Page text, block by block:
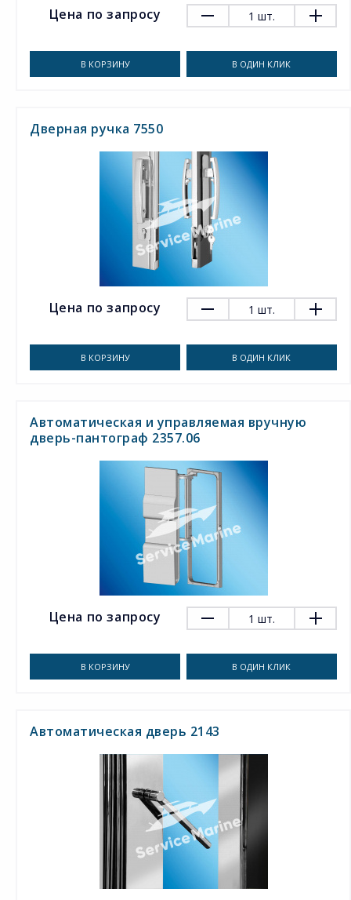
Цена по запросу 1 шт.
В КОРЗИНУ В ОДИН КЛИК
Дверная ручка 7550
Цена по запросу 1 шт.
В КОРЗИНУ В ОДИН КЛИК
Автоматическая и управляемая вручную
дверь-пантограф 2357.06
Цена по запросу 1 шт.
В КОРЗИНУ В ОДИН КЛИК
Автоматическая дверь 2143